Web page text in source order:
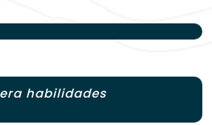
habilidades